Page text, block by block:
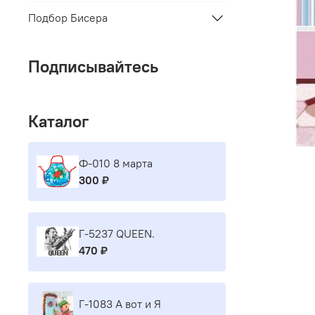
Подбор Бисера
Подписывайтесь
Каталог
Ф-010 8 марта
300 ₽
Г-5237 QUEEN.
470 ₽
Г-1083 А вот и Я